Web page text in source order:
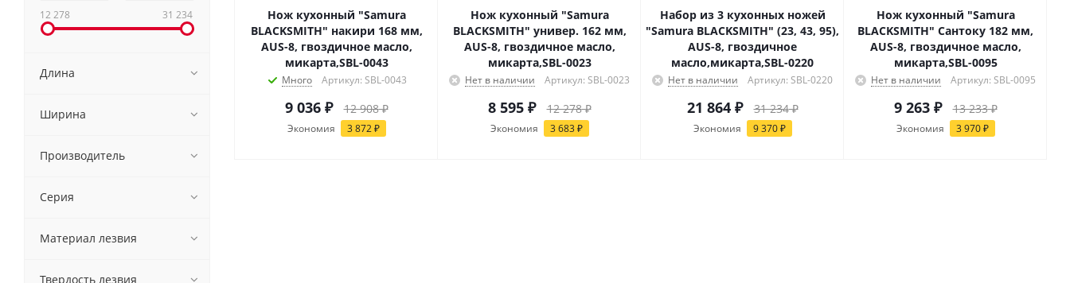
Нож кухонный "Samura
BLACKSMITH" накири 168 мм,
AUS-8, гвоздичное масло,
микарта,SBL-0043
Много Артикул: SBL-0043
9 036₽ 12 908₽
Экономия 3 872₽
Нож кухонный "Samura
BLACKSMITH" универ. 162 мм,
AUS-8, гвоздичное масло,
микарта,SBL-0023
Нет в наличии Артикул: SBL-0023
8 595₽ 12 278₽
Экономия 3 683₽
Набор из 3 кухонных ножей
"Samura BLACKSMITH" (23, 43, 95),
AUS-8, гвоздичное
масло,микарта,SBL-0220
Нет в наличии Артикул: SBL-0220
21 864₽ 31 234₽
Экономия 9 370₽
Нож кухонный "Samura
BLACKSMITH" Сантоку 182 мм,
AUS-8, гвоздичное масло,
микарта,SBL-0095
Нет в наличии Артикул: SBL-0095
9 263₽ 13 233₽
Экономия 3 970₽
12 278 31 234
Длина
Ширина
Производитель
Серия
Материал лезвия
Твердость лезвия